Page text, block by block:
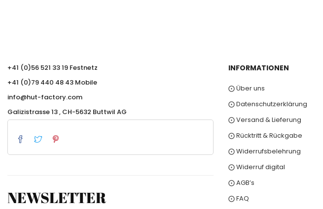
+41 (0)56 521 33 19 Festnetz
+41 (0)79 440 48 43 Mobile
info@hut-factory.com
Galizistrasse 13 , CH-5632 Buttwil AG
NEWSLETTER
INFORMATIONEN
⨀ Über uns
⨀ Datenschutzerklärung
⨀ Versand & Lieferung
⨀ Rücktritt & Rückgabe
⨀ Widerrufsbelehrung
⨀ Widerruf digital
⨀ AGB’s
⨀ FAQ